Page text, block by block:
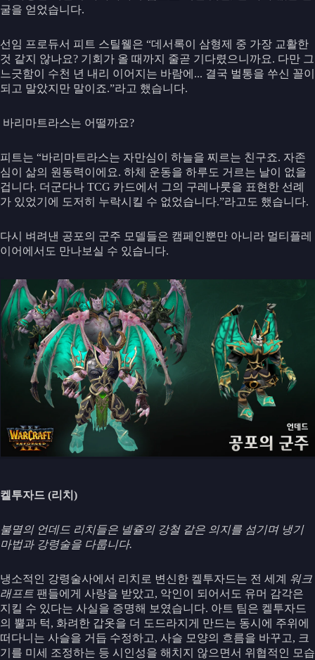
굴을 얻었습니다.
선임 프로듀서 피트 스틸웰은 “데서록이 삼형제 중 가장 교활한
것 같지 않나요? 기회가 올 때까지 줄곧 기다렸으니까요. 다만 그
느긋함이 수천 년 내리 이어지는 바람에... 결국 벌통을 쑤신 꼴이
되고 말았지만 말이죠.”라고 했습니다.
바리마트라스는 어떨까요?
피트는 “바리마트라스는 자만심이 하늘을 찌르는 친구죠. 자존
심이 삶의 원동력이에요. 하체 운동을 하루도 거르는 날이 없을
겁니다. 더군다나 TCG 카드에서 그의 구레나룻을 표현한 선례
가 있었기에 도저히 누락시킬 수 없었습니다.”라고도 했습니다.
다시 벼려낸 공포의 군주 모델들은 캠페인뿐만 아니라 멀티플레
이어에서도 만나보실 수 있습니다.
켈투자드 (리치)
불멸의 언데드 리치들은 넬쥴의 강철 같은 의지를 섬기며 냉기
마법과 강령술을 다룹니다.
냉소적인 강령술사에서 리치로 변신한 켈투자드는 전 세계 워크
래프트 팬들에게 사랑을 받았고, 악인이 되어서도 유머 감각은
지킬 수 있다는 사실을 증명해 보였습니다. 아트 팀은 켈투자드
의 뿔과 턱, 화려한 갑옷을 더 도드라지게 만드는 동시에 주위에
떠다니는 사슬을 거듭 수정하고, 사슬 모양의 흐름을 바꾸고, 크
기를 미세 조정하는 등 시인성을 해치지 않으면서 위협적인 모습